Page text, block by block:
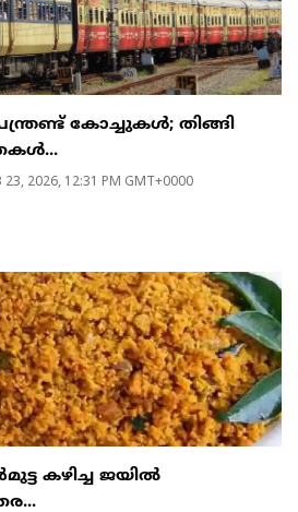
കോച്ചുകള്‍; തിങ്ങി
23, 2026, 12:31 PM GMT+0000
കഴിച്ച ജയില്‍